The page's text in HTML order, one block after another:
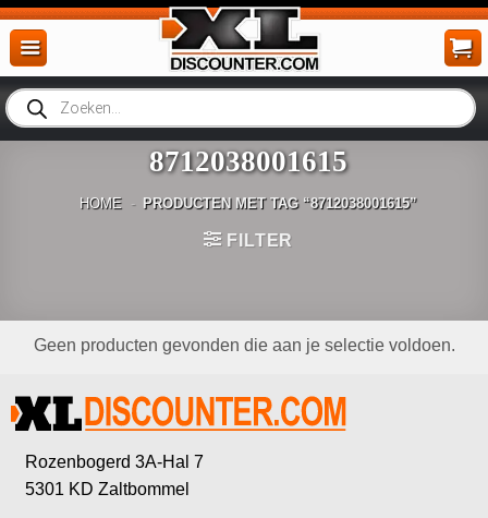
Ga
naar
inhoud
Producten
zoeken
8712038001615
HOME - PRODUCTEN MET TAG “8712038001615”
FILTER
Geen producten gevonden die aan je selectie voldoen.
Rozenbogerd 3A-Hal 7
5301 KD Zaltbommel